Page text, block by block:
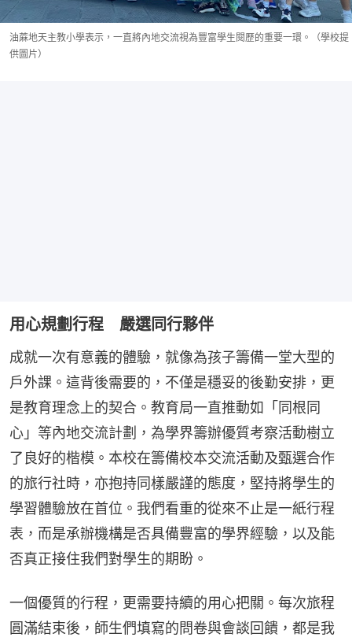
油蔴地天主教小學表示，一直將內地交流視為豐富學生閱歷的重要一環。（學校提
供圖片）
用心規劃行程 嚴選同行夥伴
成就一次有意義的體驗，就像為孩子籌備一堂大型的
戶外課。這背後需要的，不僅是穩妥的後勤安排，更
是教育理念上的契合。教育局一直推動如「同根同
心」等內地交流計劃，為學界籌辦優質考察活動樹立
了良好的楷模。本校在籌備校本交流活動及甄選合作
的旅行社時，亦抱持同樣嚴謹的態度，堅持將學生的
學習體驗放在首位。我們看重的從來不止是一紙行程
表，而是承辦機構是否具備豐富的學界經驗，以及能
否真正接住我們對學生的期盼。
一個優質的行程，更需要持續的用心把關。每次旅程
圓滿結束後，師生們填寫的問卷與會談回饋，都是我